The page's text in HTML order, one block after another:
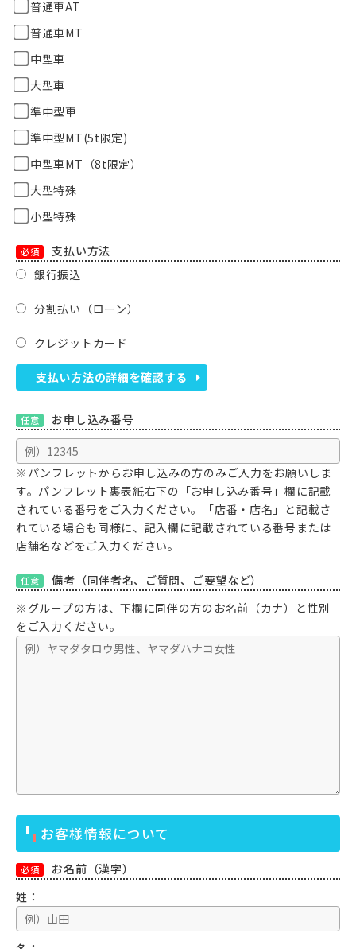
普通車AT
普通車MT
中型車
大型車
準中型車
準中型MT(5t限定)
中型車MT（8t限定）
大型特殊
小型特殊
必須
支払い方法
銀行振込
分割払い（ローン）
クレジットカード
支払い方法の詳細を確認する
任意 お申し込み番号
※パンフレットからお申し込みの方のみご入力をお願いしま
す。パンフレット裏表紙右下の「お申し込み番号」欄に記載
されている番号をご入力ください。「店番・店名」と記載さ
れている場合も同様に、記入欄に記載されている番号または
店舗名などをご入力ください。
任意
備考（同伴者名、ご質問、ご要望など）
※グループの方は、下欄に同伴の方のお名前（カナ）と性別
をご入力ください。
お客様情報について
必須
お名前（漢字）
姓：